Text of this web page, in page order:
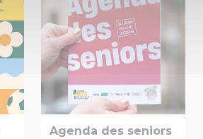
Agenda des seniors